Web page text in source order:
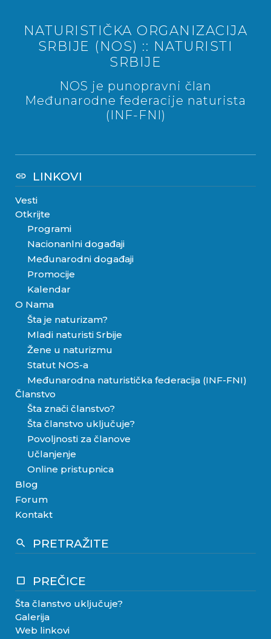
NATURISTIČKA ORGANIZACIJA
SRBIJE (NOS) :: NATURISTI
SRBIJE
NOS je punopravni član
Međunarodne federacije naturista
(INF-FNI)
link LINKOVI
Vesti
Otkrijte
Programi
Nacionanlni događaji
Međunarodni događaji
Promocije
Kalendar
O Nama
Šta je naturizam?
Mladi naturisti Srbije
Žene u naturizmu
Statut NOS-a
Međunarodna naturistička federacija (INF-FNI)
Članstvo
Šta znači članstvo?
Šta članstvo uključuje?
Povoljnosti za članove
Učlanjenje
Online pristupnica
Blog
Forum
Kontakt
search PRETRAŽITE
crop_square PREČICE
Šta članstvo uključuje?
Galerija
Web linkovi